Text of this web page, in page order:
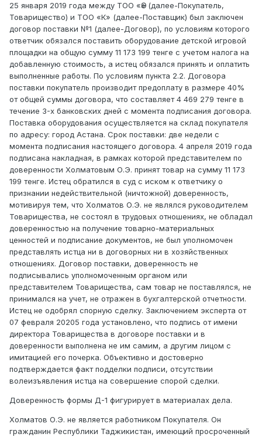
25 января 2019 года между ТОО «Ә» (далее-Покупатель,
Товарищество) и ТОО «К» (далее-Поставщик) был заключен
договор поставки №1 (далее-Договор), по условиям которого
ответчик обязался поставить оборудование детской игровой
площадки на общую сумму 11 173 199 тенге с учетом налога на
добавленную стоимость, а истец обязался принять и оплатить
выполненные работы. По условиям пункта 2.2. Договора
поставки покупатель производит предоплату в размере 40%
от общей суммы договора, что составляет 4 469 279 тенге в
течение 3-х банковских дней с момента подписания договора.
Поставка оборудования осуществляется на склад покупателя
по адресу: город Астана. Срок поставки: две недели с
момента подписания настоящего договора. 4 апреля 2019 года
подписана накладная, в рамках которой представителем по
доверенности Холматовым О.Э. принят товар на сумму 11 173
199 тенге. Истец обратился в суд с иском к ответчику о
признании недействительной (ничтожной) доверенность,
мотивируя тем, что Холматов О.Э. не являлся руководителем
Товарищества, не состоял в трудовых отношениях, не обладал
доверенностью на получение товарно-материальных
ценностей и подписание документов, не был уполномочен
представлять истца ни в договорных ни в хозяйственных
отношениях. Договор поставки, доверенность не
подписывались уполномоченным органом или
представителем Товарищества, сам товар не поставлялся, не
принимался на учет, не отражен в бухгалтерской отчетности.
Истец не одобрял спорную сделку. Заключением эксперта от
07 февраля 20205 года установлено, что подпись от имени
директора Товарищества в договоре поставки и в
доверенности выполнена не им самим, а другим лицом с
имитацией его почерка. Объективно и достоверно
подтверждается факт подделки подписи, отсутствии
волеизъявления истца на совершение спорой сделки.
Доверенность формы Д-1 фигурирует в материалах дела.
Холматов О.Э. не является работником Покупателя. Он
гражданин Республики Таджикистан, имеющий просроченный